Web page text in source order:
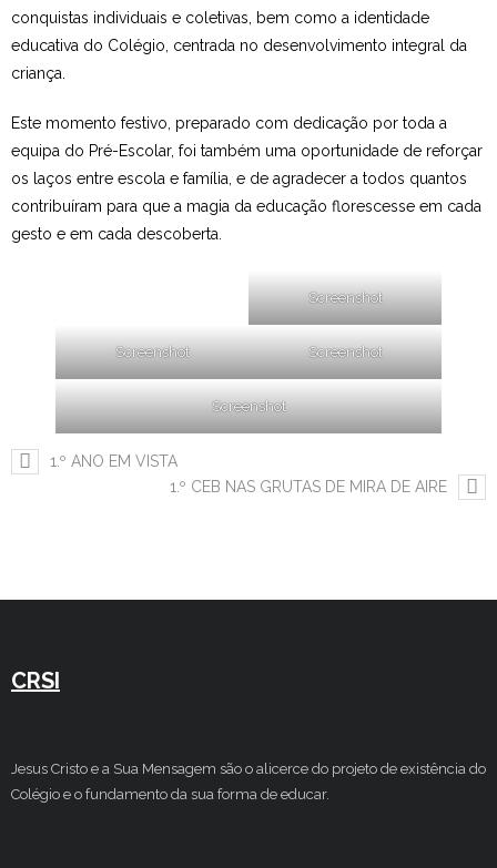
conquistas individuais e coletivas, bem como a identidade
educativa do Colégio, centrada no desenvolvimento integral da
criança.
Este momento festivo, preparado com dedicação por toda a
equipa do Pré-Escolar, foi também uma oportunidade de reforçar
os laços entre escola e família, e de agradecer a todos quantos
contribuíram para que a magia da educação florescesse em cada
gesto e em cada descoberta.
Screenshot
Screenshot Screenshot
Screenshot
1.º ANO EM VISTA
1.º CEB NAS GRUTAS DE MIRA DE AIRE
CRSI
Jesus Cristo e a Sua Mensagem são o alicerce do projeto de existência do
Colégio e o fundamento da sua forma de educar.